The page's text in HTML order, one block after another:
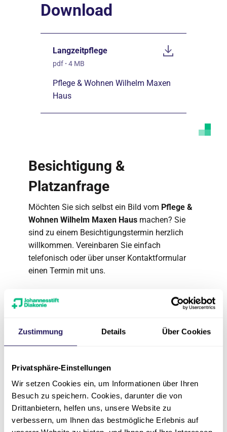
Zustimmung Details Über Cookies
Privatsphäre-Einstellungen
Wir setzen Cookies ein, um Informationen über Ihren
Besuch zu speichern. Cookies, darunter die von
Drittanbietern, helfen uns, unsere Website zu
verbessern, um Ihnen das bestmögliche Erlebnis auf
Download
Langzeitpflege
pdf · 4 MB
Pflege & Wohnen Wilhelm Maxen
Haus
Besichtigung &
Platzanfrage
Möchten Sie sich selbst ein Bild vom Pflege &
Wohnen Wilhelm Maxen Haus machen? Sie
sind zu einem Besichtigungstermin herzlich
willkommen. Vereinbaren Sie einfach
telefonisch oder über unser Kontaktformular
einen Termin mit uns.